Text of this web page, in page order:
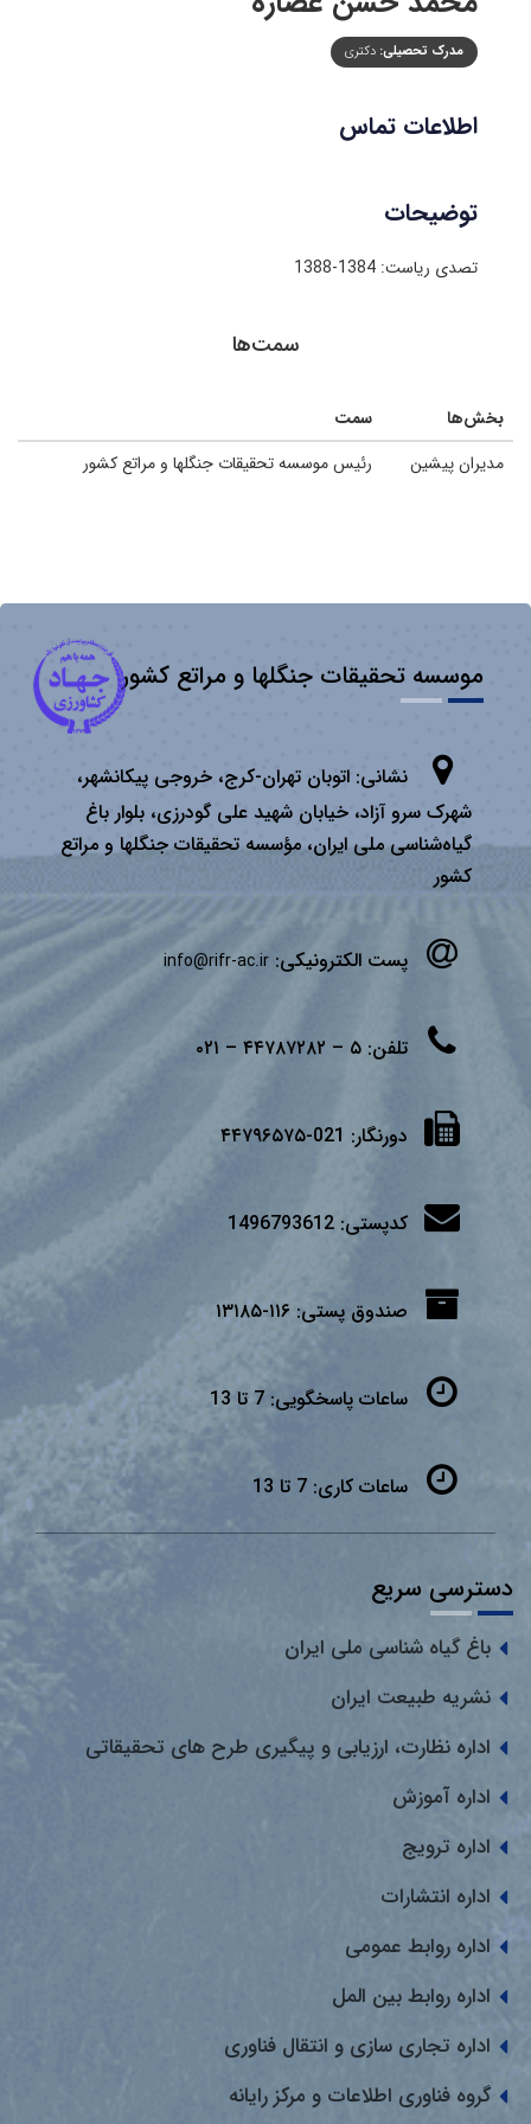
مدرک تحصیلی: دکتری
اطلاعات تماس
توضیحات
تصدی ریاست: 1384-1388
سمت‌ها
بخش‌ها
سمت
مدیران پیشین
رئیس موسسه تحقیقات جنگلها و مراتع کشور
موسسه تحقیقات جنگلها و مراتع کشور
نشانی: اتوبان تهران­-كرج، خروجی پیكانشهر،
شهرک سرو آزاد، خیابان شهید علی گودرزی، بلوار باغ
گیاه‌شناسی ملی ایران، مؤسسه تحقیقات جنگلها و مراتع
كشور
پست الکترونیکی: info@rifr-ac.ir
تلفن: ۵ – ۴۴۷۸۷۲۸۲ – ۰۲۱
دورنگار: 021-۴۴۷۹۶۵۷۵
کدپستی: 1496793612
صندوق پستی: ۱۱۶-۱۳۱۸۵
ساعات پاسخگویی: 7 تا 13
ساعات کاری: 7 تا 13
دسترسی سریع
باغ گیاه شناسی ملی ایران
نشریه طبیعت ایران
اداره نظارت، ارزیابی و پیگیری طرح های تحقیقاتی
اداره آموزش
اداره ترویج
اداره انتشارات
اداره روابط عمومی
اداره روابط بین المل
اداره تجاری سازی و انتقال فناوری
گروه فناوری اطلاعات و مرکز رایانه